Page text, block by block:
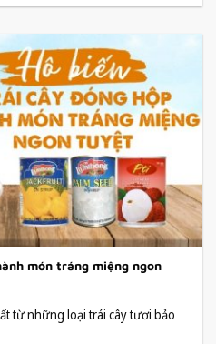
món tráng miệng ngon
từ những loại trái cây tươi bảo